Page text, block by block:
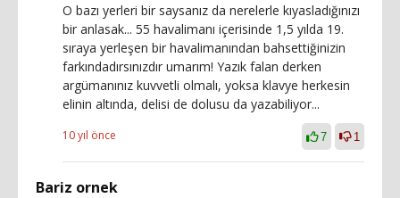
O bazı yerleri bir saysanız da nerelerle kıyasladığınızı
bir anlasak... 55 havalimanı içerisinde 1,5 yılda 19.
sıraya yerleşen bir havalimanından bahsettiğinizin
farkındadırsınızdır umarım! Yazık falan derken
argümanınız kuvvetli olmalı, yoksa klavye herkesin
elinin altında, delisi de dolusu da yazabiliyor...
10 yıl önce 7 1
Bariz ornek